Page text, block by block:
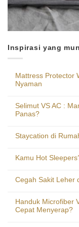
Inspirasi yang
Mattress Protector
Nyaman
Selimut VS AC :
Panas?
Staycation di
Kamu Hot
Cegah Sakit Leher
Handuk Microfiber
Cepat Menyerap?